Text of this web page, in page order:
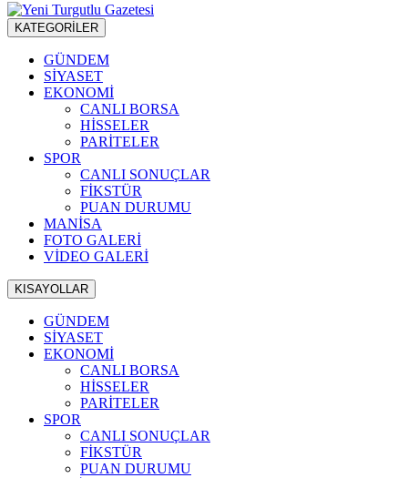
KATEGORİLER
GÜNDEM
SİYASET
EKONOMİ
CANLI BORSA
HİSSELER
PARİTELER
SPOR
CANLI SONUÇLAR
FİKSTÜR
PUAN DURUMU
MANİSA
FOTO GALERİ
VİDEO GALERİ
KISAYOLLAR
GÜNDEM
SİYASET
EKONOMİ
CANLI BORSA
HİSSELER
PARİTELER
SPOR
CANLI SONUÇLAR
FİKSTÜR
PUAN DURUMU